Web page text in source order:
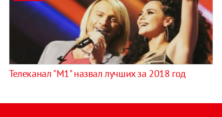
Телеканал "М1" назвал лучших за 2018 год